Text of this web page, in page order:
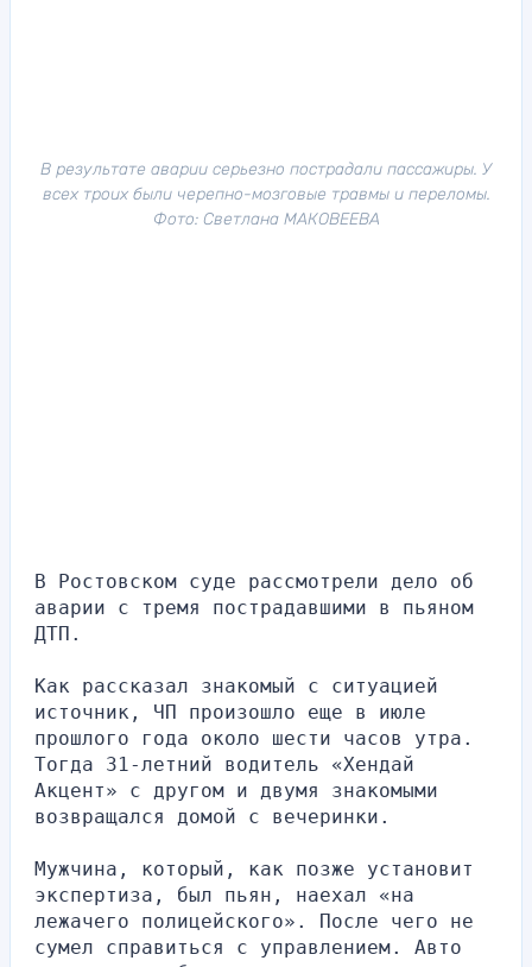
В результате аварии серьезно пострадали пассажиры. У
всех троих были черепно-мозговые травмы и переломы.
Фото: Светлана МАКОВЕЕВА
В Ростовском суде рассмотрели дело об
аварии с тремя пострадавшими в пьяном
ДТП.
Как рассказал знакомый с ситуацией
источник, ЧП произошло еще в июле
прошлого года около шести часов утра.
Тогда 31-летний водитель «Хендай
Акцент» с другом и двумя знакомыми
возвращался домой с вечеринки.
Мужчина, который, как позже установит
экспертиза, был пьян, наехал «на
лежачего полицейского». После чего не
сумел справиться с управлением. Авто